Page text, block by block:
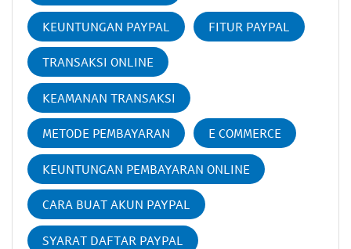
KEUNTUNGAN PAYPAL FITUR PAYPAL
TRANSAKSI ONLINE
KEAMANAN TRANSAKSI
METODE PEMBAYARAN E COMMERCE
KEUNTUNGAN PEMBAYARAN ONLINE
CARA BUAT AKUN PAYPAL
SYARAT DAFTAR PAYPAL